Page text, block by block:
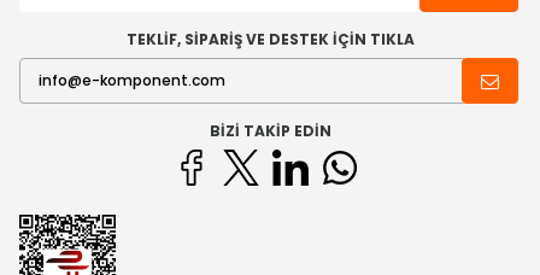
TEKLİF, SİPARİŞ VE DESTEK İÇİN TIKLA
BIZI TAKIP EDIN